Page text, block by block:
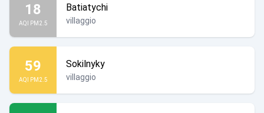
18
AQI PM2.5
Batiatychi
villaggio
59
AQI PM2.5
Sokilnyky
villaggio